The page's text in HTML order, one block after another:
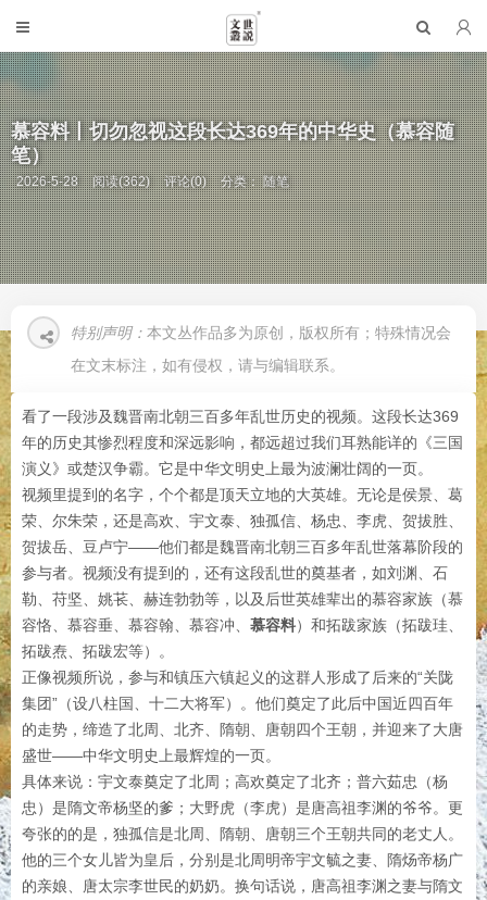
慕容料丨切勿忽视这段长达369年的中华史（慕容随
笔）
2026-5-28 阅读(362) 评论(0) 分类：随笔
特别声明： 本文丛作品多为原创，版权所有；特殊情况会
在文末标注，如有侵权，请与编辑联系。
看了一段涉及魏晋南北朝三百多年乱世历史的视频。这段长达369
年的历史其惨烈程度和深远影响，都远超过我们耳熟能详的《三国
演义》或楚汉争霸。它是中华文明史上最为波澜壮阔的一页。
视频里提到的名字，个个都是顶天立地的大英雄。无论是侯景、葛
荣、尔朱荣，还是高欢、宇文泰、独孤信、杨忠、李虎、贺拔胜、
贺拔岳、豆卢宁——他们都是魏晋南北朝三百多年乱世落幕阶段的
参与者。视频没有提到的，还有这段乱世的奠基者，如刘渊、石
勒、苻坚、姚苌、赫连勃勃等，以及后世英雄辈出的慕容家族（慕
容恪、慕容垂、慕容翰、慕容冲、 慕容料）和拓跋家族（拓跋珪、
拓跋焘、拓跋宏等）。
正像视频所说，参与和镇压六镇起义的这群人形成了后来的“关陇
集团”（设八柱国、十二大将军）。他们奠定了此后中国近四百年
的走势，缔造了北周、北齐、隋朝、唐朝四个王朝，并迎来了大唐
盛世——中华文明史上最辉煌的一页。
具体来说：宇文泰奠定了北周；高欢奠定了北齐；普六茹忠（杨
忠）是隋文帝杨坚的爹；大野虎（李虎）是唐高祖李渊的爷爷。更
夸张的的是，独孤信是北周、隋朝、唐朝三个王朝共同的老丈人。
他的三个女儿皆为皇后，分别是北周明帝宇文毓之妻、隋炀帝杨广
的亲娘、唐太宗李世民的奶奶。换句话说，唐高祖李渊之妻与隋文